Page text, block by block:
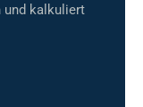
und kalkuliert